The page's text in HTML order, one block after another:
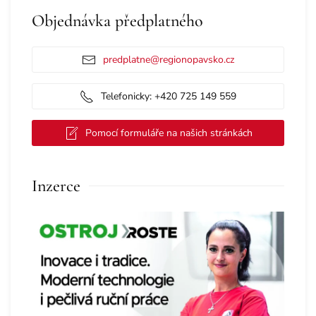
Objednávka předplatného
predplatne@regionopavsko.cz
Telefonicky: +420 725 149 559
Pomocí formuláře na našich stránkách
Inzerce